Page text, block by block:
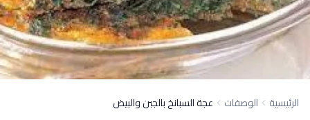
الرئيسية الوصفات عجة السبانخ بالجبن والبيض